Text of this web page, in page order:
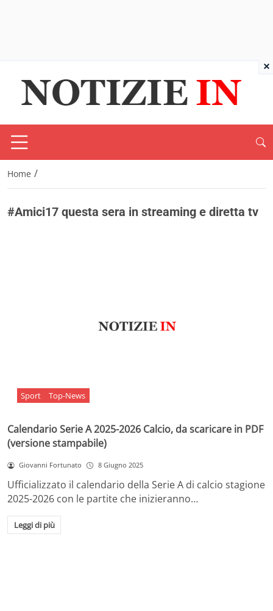
Home /
#Amici17 questa sera in streaming e diretta tv
Sport Top-News
Calendario Serie A 2025-2026 Calcio, da scaricare in PDF
(versione stampabile)
Giovanni Fortunato 8 Giugno 2025
Ufficializzato il calendario della Serie A di calcio stagione
2025-2026 con le partite che inizieranno…
Leggi di più
×